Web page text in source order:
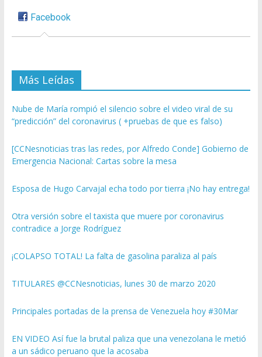
Facebook
Más Leídas
Nube de María rompió el silencio sobre el video viral de su
“predicción” del coronavirus ( +pruebas de que es falso)
[CCNesnoticias tras las redes, por Alfredo Conde] Gobierno de
Emergencia Nacional: Cartas sobre la mesa
Esposa de Hugo Carvajal echa todo por tierra ¡No hay entrega!
Otra versión sobre el taxista que muere por coronavirus
contradice a Jorge Rodríguez
¡COLAPSO TOTAL! La falta de gasolina paraliza al país
TITULARES @CCNesnoticias, lunes 30 de marzo 2020
Principales portadas de la prensa de Venezuela hoy #30Mar
EN VIDEO Así fue la brutal paliza que una venezolana le metió
a un sádico peruano que la acosaba